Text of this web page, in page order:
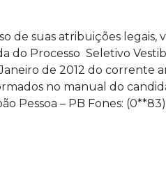
de suas atribuições
Processo Seletivo
de 2012 do corrente
no manual do
Pessoa – PB Fones: